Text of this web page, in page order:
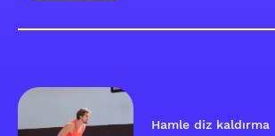
Hamle diz kaldırma